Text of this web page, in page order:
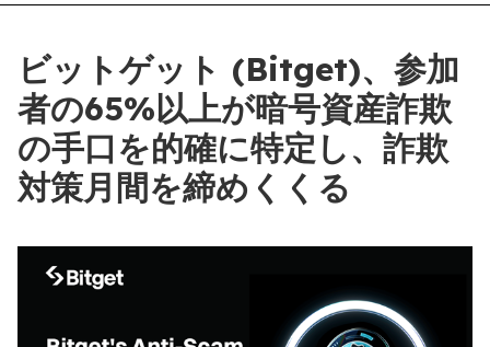
ビットゲット (Bitget)、参加
者の65%以上が暗号資産詐欺
の手口を的確に特定し、詐欺
対策月間を締めくくる